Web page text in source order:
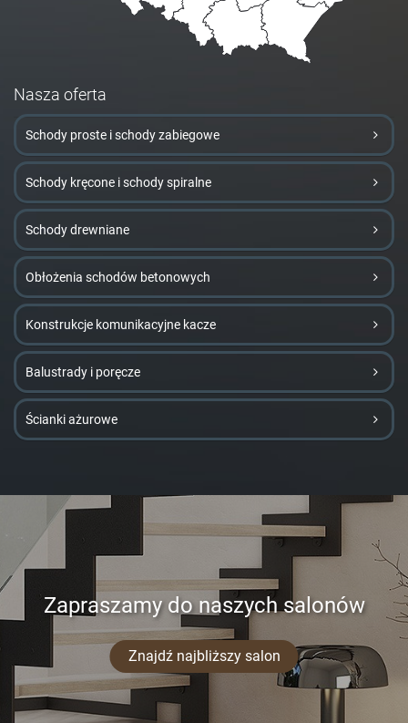
Nasza oferta
Schody proste i schody zabiegowe
Schody kręcone i schody spiralne
Schody drewniane
Obłożenia schodów betonowych
Konstrukcje komunikacyjne kacze
Balustrady i poręcze
Ścianki ażurowe
Zapraszamy do naszych salonów
Znajdź najbliższy salon